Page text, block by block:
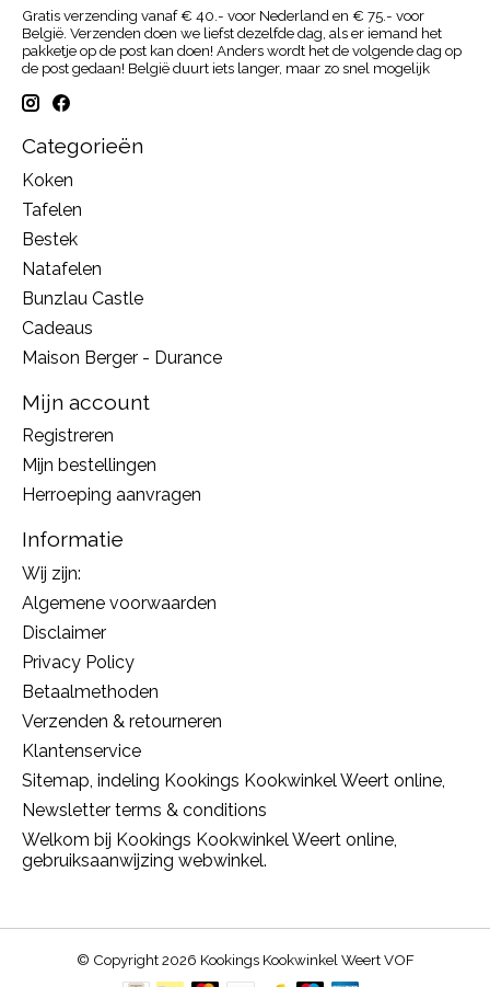
Gratis verzending vanaf € 40.- voor Nederland en € 75.- voor
België. Verzenden doen we liefst dezelfde dag, als er iemand het
pakketje op de post kan doen! Anders wordt het de volgende dag op
de post gedaan! België duurt iets langer, maar zo snel mogelijk
Categorieën
Koken
Tafelen
Bestek
Natafelen
Bunzlau Castle
Cadeaus
Maison Berger - Durance
Mijn account
Registreren
Mijn bestellingen
Herroeping aanvragen
Informatie
Wij zijn:
Algemene voorwaarden
Disclaimer
Privacy Policy
Betaalmethoden
Verzenden & retourneren
Klantenservice
Sitemap, indeling Kookings Kookwinkel Weert online,
Newsletter terms & conditions
Welkom bij Kookings Kookwinkel Weert online,
gebruiksaanwijzing webwinkel.
© Copyright 2026 Kookings Kookwinkel Weert VOF